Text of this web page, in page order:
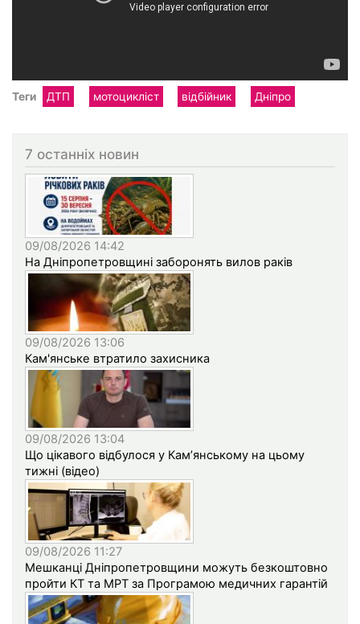
Теги ДТП мотоцикліст відбійник Дніпро
7 останніх новин
09/08/2026 14:42
На Дніпропетровщині заборонять вилов раків
09/08/2026 13:06
Кам'янське втратило захисника
09/08/2026 13:04
Що цікавого відбулося у Кам’янському на цьому
тижні (відео)
09/08/2026 11:27
Мешканці Дніпропетровщини можуть безкоштовно
пройти КТ та МРТ за Програмою медичних гарантій